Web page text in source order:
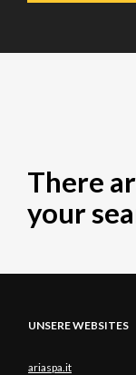
There
your
UNSERE WEBSITES
ariaspa.it